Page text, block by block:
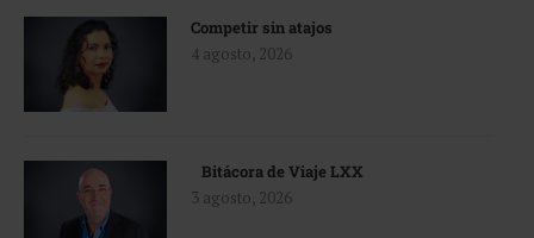
Competir sin atajos
4 agosto, 2026
Bitácora de Viaje LXX
3 agosto, 2026